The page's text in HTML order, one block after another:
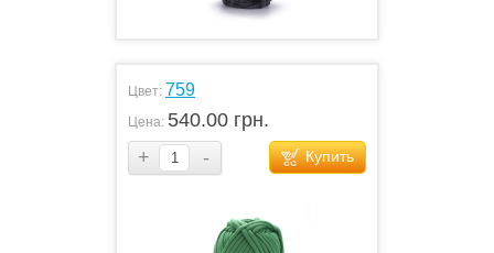
Цвет: 759
Цена: 540.00 грн.
+
- Купить